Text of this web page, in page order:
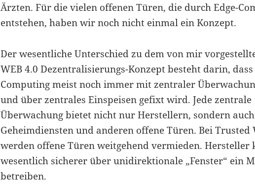
Ärzten. Für die vielen offenen Türen, die durch Edge-
entstehen, haben wir noch nicht einmal ein Konzept.
Der wesentliche Unterschied zu dem von mir
WEB 4.0 Dezentralisierungs-Konzept besteht darin, dass
Computing meist noch immer mit zentraler
und über zentrales Einspeisen gefixt wird. Jede zentrale
Überwachung bietet nicht nur Herstellern, sondern auch
Geheimdiensten und anderen offene Türen. Bei Trusted
werden offene Türen weitgehend vermieden. Hersteller
wesentlich sicherer über unidirektionale „Fenster“ ein
betreiben.